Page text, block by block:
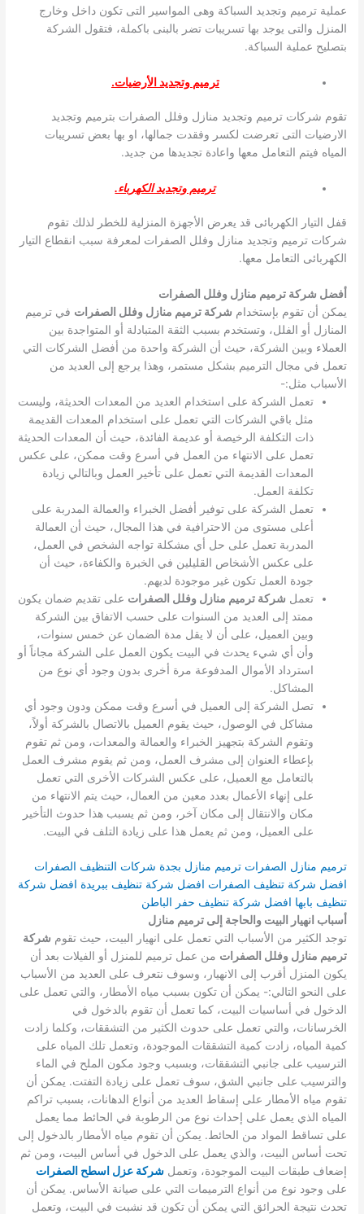
عملية ترميم وتجديد السباكة وهى المواسير التى تكون داخل وخارج
المنزل والتى يوجد بها تسريبات تضر بالبنى باكملة، فتقول الشركة
بتصليح عملية السباكة.
ترميم وتجديد الأرضيات.
تقوم شركات ترميم وتجديد منازل وفلل الصفرات بترميم وتجديد
الارضيات التى تعرضت لكسر وفقدت جمالها، او بها بعض تسريبات
المياه فيتم التعامل معها واعادة تجديدها من جديد.
ترميم وتجديد الكهرباء.
قفل التيار الكهربائى قد يعرض الأجهزة المنزلية للخطر لذلك تقوم
شركات ترميم وتجديد منازل وفلل الصفرات لمعرفة سبب انقطاع التيار
الكهربائى التعامل معها.
أفضل شركة ترميم منازل وفلل الصفرات
يمكن أن تقوم بإستخدام شركة ترميم منازل وفلل الصفرات في ترميم
المنازل أو الفلل، وتستخدم بسبب الثقة المتبادلة أو المتواجدة بين
العملاء وبين الشركة، حيث أن الشركة واحدة من أفضل الشركات التي
تعمل في مجال الترميم بشكل مستمر، وهذا يرجع إلى العديد من
الأسباب مثل:-
تعمل الشركة على استخدام العديد من المعدات الحديثة، وليست
مثل باقي الشركات التي تعمل على استخدام المعدات القديمة
ذات التكلفة الرخيصة أو عديمة الفائدة، حيث أن المعدات الحديثة
تعمل على الانتهاء من العمل في أسرع وقت ممكن، على عكس
المعدات القديمة التي تعمل على تأخير العمل وبالتالي زيادة
تكلفة العمل.
تعمل الشركة على توفير أفضل الخبراء والعمالة المدربة على
أعلى مستوى من الاحترافية في هذا المجال، حيث أن العمالة
المدربة تعمل على حل أي مشكلة تواجه الشخص في العمل،
على عكس الأشخاص القليلين في الخبرة والكفاءة، حيث أن
جودة العمل تكون غير موجودة لديهم.
تعمل شركة ترميم منازل وفلل الصفرات على تقديم ضمان يكون
ممتد إلى العديد من السنوات على حسب الاتفاق بين الشركة
وبين العميل، على أن لا يقل مدة الضمان عن خمس سنوات،
وأن أي شيء يحدث في البيت يكون العمل على الشركة مجاناً أو
استرداد الأموال المدفوعة مرة أخرى بدون وجود أي نوع من
المشاكل.
تصل الشركة إلى العميل في أسرع وقت ممكن ودون وجود أي
مشاكل في الوصول، حيث يقوم العميل بالاتصال بالشركة أولاً،
وتقوم الشركة بتجهيز الخبراء والعمالة والمعدات، ومن ثم تقوم
بإعطاء العنوان إلى مشرف العمل، ومن ثم يقوم مشرف العمل
بالتعامل مع العميل، على عكس الشركات الأخرى التي تعمل
على إنهاء الأعمال بعدد معين من العمال، حيث يتم الانتهاء من
مكان والانتقال إلى مكان آخر، ومن ثم يسبب هذا حدوث التأخير
على العميل، ومن ثم يعمل هذا على زيادة التلف في البيت.
ترميم منازل الصفرات ترميم منازل بجدة شركات التنظيف الصفرات
افضل شركة تنظيف الصفرات افضل شركة تنظيف ببريدة افضل شركة
تنظيف بابها افضل شركة تنظيف حفر الباطن
أسباب انهيار البيت والحاجة إلى ترميم منازل
توجد الكثير من الأسباب التي تعمل على انهيار البيت، حيث تقوم شركة
ترميم منازل وفلل الصفرات من عمل ترميم للمنزل أو الفيلات بعد أن
يكون المنزل أقرب إلى الانهيار، وسوف نتعرف على العديد من الأسباب
على النحو التالي:- يمكن أن تكون بسبب مياه الأمطار، والتي تعمل على
الدخول في أساسيات البيت، كما تعمل أن تقوم بالدخول في
الخرسانات، والتي تعمل على حدوث الكثير من التشققات، وكلما زادت
كمية المياه، زادت كمية التشققات الموجودة، وتعمل تلك المياه على
الترسيب على جانبي التشققات، وبسبب وجود مكون الملح في الماء
والترسيب على جانبي الشق، سوف تعمل على زيادة التفتت. يمكن أن
تقوم مياه الأمطار على إسقاط العديد من أنواع الدهانات، بسبب تراكم
المياه الذي يعمل على إحداث نوع من الرطوبة في الحائط مما يعمل
على تساقط المواد من الحائط. يمكن أن تقوم مياه الأمطار بالدخول إلى
تحت أساس البيت، والذي يعمل على الدخول في أساس البيت، ومن ثم
إضعاف طبقات البيت الموجودة، وتعملشركة عزل اسطح الصفرات
على وجود نوع من أنواع الترميمات التي على صيانة الأساس. يمكن أن
تحدث نتيجة الحرائق التي يمكن أن تكون قد نشبت في البيت، وتعمل